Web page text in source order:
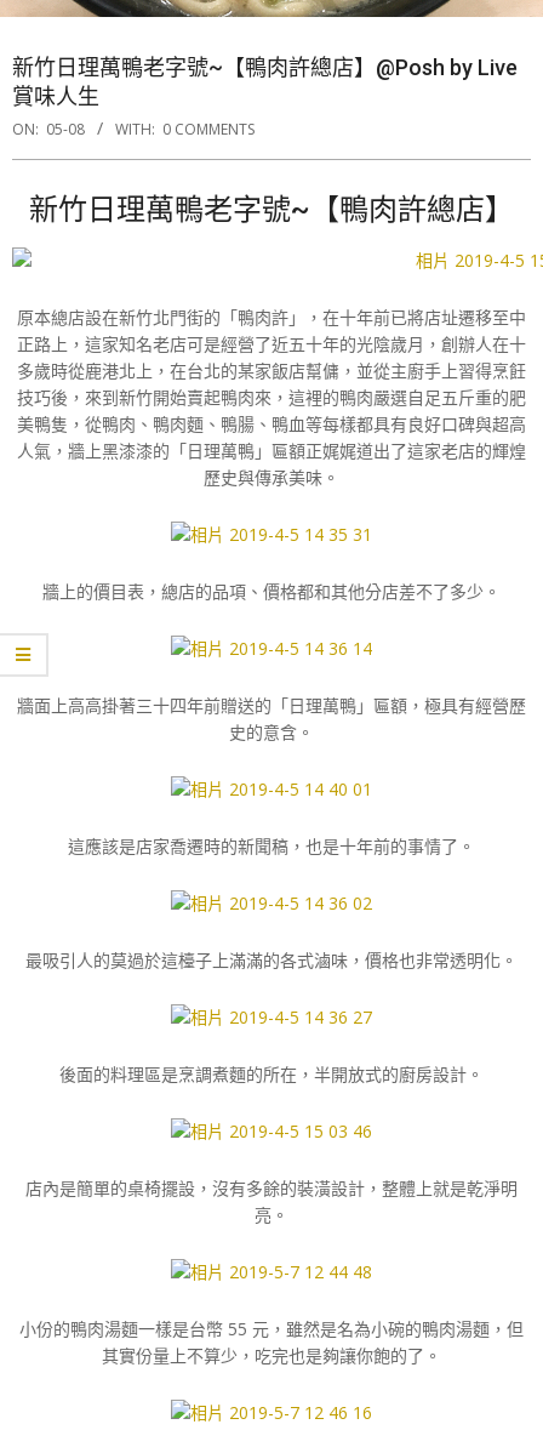
新竹日理萬鴨老字號~【鴨肉許總店】@Posh by Live
賞味人生
ON: 05-08 WITH: 0 COMMENTS
新竹日理萬鴨老字號~【鴨肉許總店】
原本總店設在新竹北門街的「鴨肉許」，在十年前已將店址遷移至中
正路上，這家知名老店可是經營了近五十年的光陰歲月，創辦人在十
多歲時從鹿港北上，在台北的某家飯店幫傭，並從主廚手上習得烹飪
技巧後，來到新竹開始賣起鴨肉來，這裡的鴨肉嚴選自足五斤重的肥
美鴨隻，從鴨肉、鴨肉麵、鴨腸、鴨血等每樣都具有良好口碑與超高
人氣，牆上黑漆漆的「日理萬鴨」匾額正娓娓道出了這家老店的輝煌
歷史與傳承美味。
牆上的價目表，總店的品項、價格都和其他分店差不了多少。
牆面上高高掛著三十四年前贈送的「日理萬鴨」匾額，極具有經營歷
史的意含。
這應該是店家喬遷時的新聞稿，也是十年前的事情了。
最吸引人的莫過於這檯子上滿滿的各式滷味，價格也非常透明化。
後面的料理區是烹調煮麵的所在，半開放式的廚房設計。
店內是簡單的桌椅擺設，沒有多餘的裝潢設計，整體上就是乾淨明
亮。
小份的鴨肉湯麵一樣是台幣 55 元，雖然是名為小碗的鴨肉湯麵，但
其實份量上不算少，吃完也是夠讓你飽的了。